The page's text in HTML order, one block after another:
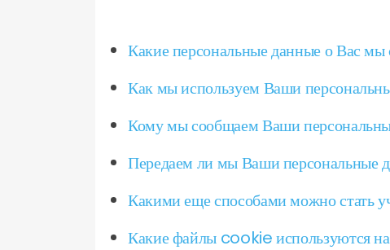
Какие персональные данные о Вас мы
Как мы используем Ваши
Кому мы сообщаем Ваши
Передаем ли мы Ваши персональные
Какими еще способами можно стать
Какие файлы cookie используются